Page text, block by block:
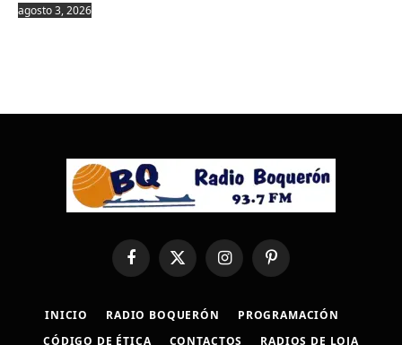
agosto 3, 2026
FacebookX
(Twitter)
InstagramPinterest
INICIO RADIO BOQUERÓN
PROGRAMACIÓN
CÓDIGO DE ÉTICA
CONTACTOS RADIOS DE LOJA